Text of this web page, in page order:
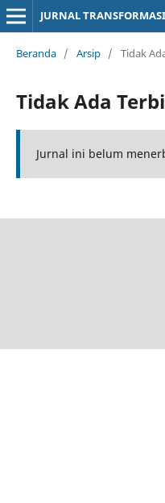
Beranda / Arsip / Tidak
Tidak Ada
Jurnal ini belum